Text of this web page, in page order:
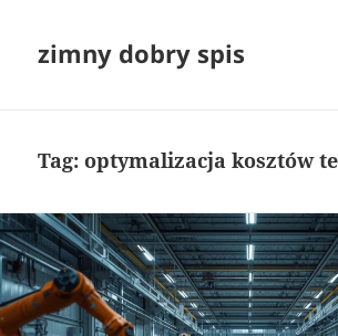
zimny dobry spis
Tag:optymalizacja kosztów